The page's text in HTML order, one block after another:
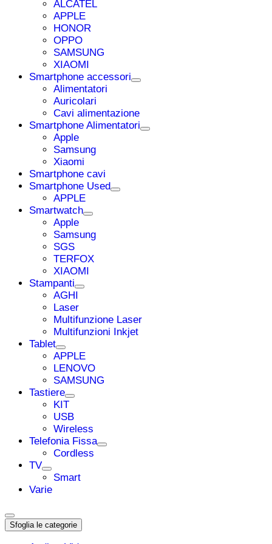
ALCATEL
APPLE
HONOR
OPPO
SAMSUNG
XIAOMI
Smartphone accessori
Alimentatori
Auricolari
Cavi alimentazione
Smartphone Alimentatori
Apple
Samsung
Xiaomi
Smartphone cavi
Smartphone Used
APPLE
Smartwatch
Apple
Samsung
SGS
TERFOX
XIAOMI
Stampanti
AGHI
Laser
Multifunzione Laser
Multifunzioni Inkjet
Tablet
APPLE
LENOVO
SAMSUNG
Tastiere
KIT
USB
Wireless
Telefonia Fissa
Cordless
TV
Smart
Varie
Sfoglia le categorie